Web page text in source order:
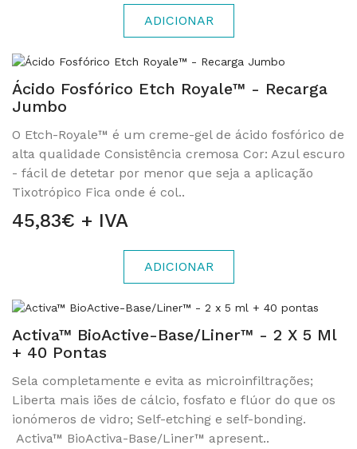
ADICIONAR
Ácido Fosfórico Etch Royale™ - Recarga
Jumbo
O Etch-Royale™ é um creme-gel de ácido fosfórico de
alta qualidade Consistência cremosa Cor: Azul escuro
- fácil de detetar por menor que seja a aplicação
Tixotrópico Fica onde é col..
45,83€ + IVA
ADICIONAR
Activa™ BioActive-Base/Liner™ - 2 X 5 Ml
+ 40 Pontas
Sela completamente e evita as microinfiltrações;
Liberta mais iões de cálcio, fosfato e flúor do que os
ionómeros de vidro; Self-etching e self-bonding.
Activa™ BioActiva-Base/Liner™ apresent..